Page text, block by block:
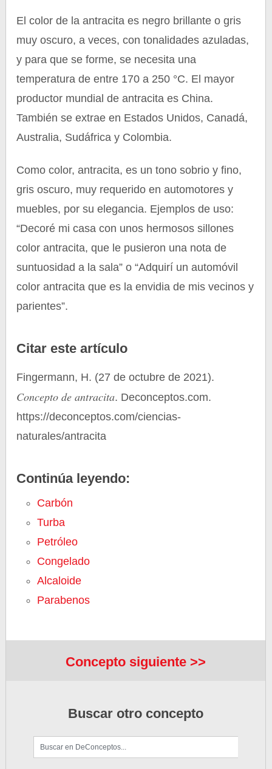
El color de la antracita es negro brillante o gris
muy oscuro, a veces, con tonalidades azuladas,
y para que se forme, se necesita una
temperatura de entre 170 a 250 °C. El mayor
productor mundial de antracita es China.
También se extrae en Estados Unidos, Canadá,
Australia, Sudáfrica y Colombia.
Como color, antracita, es un tono sobrio y fino,
gris oscuro, muy requerido en automotores y
muebles, por su elegancia. Ejemplos de uso:
“Decoré mi casa con unos hermosos sillones
color antracita, que le pusieron una nota de
suntuosidad a la sala” o “Adquirí un automóvil
color antracita que es la envidia de mis vecinos y
parientes”.
Citar este artículo
Fingermann, H. (27 de octubre de 2021).
Concepto de antracita. Deconceptos.com.
https://deconceptos.com/ciencias-
naturales/antracita
Continúa leyendo:
Carbón
Turba
Petróleo
Congelado
Alcaloide
Parabenos
Concepto siguiente >>
Buscar otro concepto